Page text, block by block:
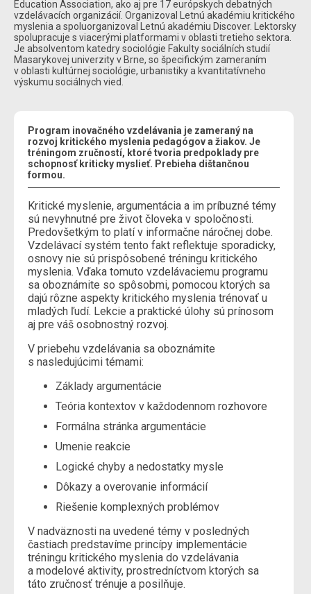
Education Association, ako aj pre 17 európskych debatných
vzdelávacích organizácií. Organizoval Letnú akadémiu kritického
myslenia a spoluorganizoval Letnú akadémiu Discover. Lektorsky
spolupracuje s viacerými platformami v oblasti tretieho sektora.
Je absolventom katedry sociológie Fakulty sociálních studií
Masarykovej univerzity v Brne, so špecifickým zameraním
v oblasti kultúrnej sociológie, urbanistiky a kvantitatívneho
výskumu sociálnych vied.
Program inovačného vzdelávania je zameraný na
rozvoj kritického myslenia pedagógov a žiakov. Je
tréningom zručností, ktoré tvoria predpoklady pre
schopnosť kriticky myslieť. Prebieha dištančnou
formou.
Kritické myslenie, argumentácia a im príbuzné témy
sú nevyhnutné pre život človeka v spoločnosti.
Predovšetkým to platí v informačne náročnej dobe.
Vzdelávací systém tento fakt reflektuje sporadicky,
osnovy nie sú prispôsobené tréningu kritického
myslenia. Vďaka tomuto vzdelávaciemu programu
sa oboznámite so spôsobmi, pomocou ktorých sa
dajú rôzne aspekty kritického myslenia trénovať u
mladých ľudí. Lekcie a praktické úlohy sú prínosom
aj pre váš osobnostný rozvoj.
V priebehu vzdelávania sa oboznámite
s nasledujúcimi témami:
Základy argumentácie
Teória kontextov v každodennom rozhovore
Formálna stránka argumentácie
Umenie reakcie
Logické chyby a nedostatky mysle
Dôkazy a overovanie informácií
Riešenie komplexných problémov
V nadväznosti na uvedené témy v posledných
častiach predstavíme princípy implementácie
tréningu kritického myslenia do vzdelávania
a modelové aktivity, prostredníctvom ktorých sa
táto zručnosť trénuje a posilňuje.